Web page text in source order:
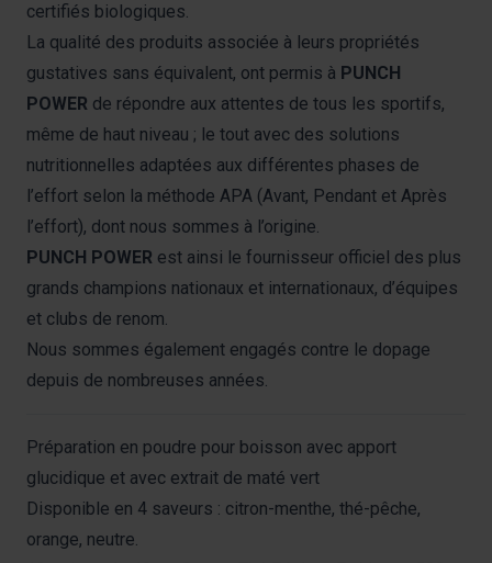
certifiés biologiques.
La qualité des produits associée à leurs propriétés
gustatives sans équivalent, ont permis à PUNCH
POWER de répondre aux attentes de tous les sportifs,
même de haut niveau ; le tout avec des solutions
nutritionnelles adaptées aux différentes phases de
l’effort selon la méthode APA (Avant, Pendant et Après
l’effort), dont nous sommes à l’origine.
PUNCH POWER est ainsi le fournisseur officiel des plus
grands champions nationaux et internationaux, d’équipes
et clubs de renom.
Nous sommes également engagés contre le dopage
depuis de nombreuses années.
Préparation en poudre pour boisson avec apport
glucidique et avec extrait de maté vert
Disponible en 4 saveurs : citron-menthe, thé-pêche,
orange, neutre.